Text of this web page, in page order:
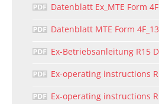
Datenblatt Ex_MTE Form
Datenblatt MTE Form
Ex-Betriebsanleitung R15
Ex-operating instructions
Ex-operating instructions